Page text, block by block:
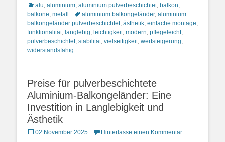
Kategorien
alu aluminium aluminium pulverbeschichtet, balkon
balkone metall Schlagworte
aluminium balkongeländer, aluminium
balkongeländer pulverbeschichtet, ästhetik einfache montage
funktionalität, langlebig leichtigkeit, modern pflegeleicht,
pulverbeschichtet, stabilität, vielseitigkeit, wertsteigerung
widerstandsfähig
Preise für pulverbeschichtete
Aluminium-Balkongeländer: Eine
Investition in Langlebigkeit und
Ästhetik
Posted
02 November 2025 Hinterlasse einen Kommentar